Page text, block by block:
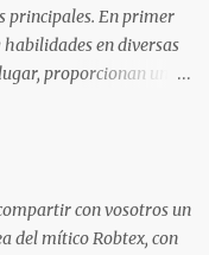
principales. En primer
en diversas
proporcionan una
adecuada puede
sólidas para
de la seguridad
con vosotros un
del mítico Robtex, con